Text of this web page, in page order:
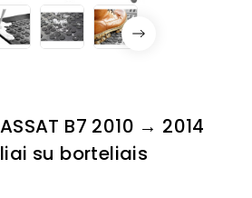
B7 2010 → 2014
su borteliais